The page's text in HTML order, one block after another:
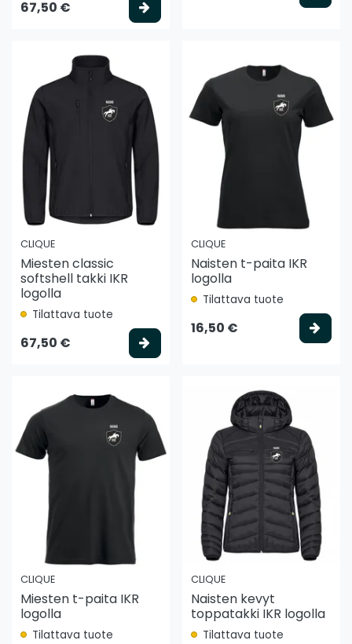
67,50 €
CLIQUE
Miesten classic
softshell takki IKR
logolla
Tilattava tuote
67,50 €
CLIQUE
Naisten t-paita IKR
logolla
Tilattava tuote
16,50 €
CLIQUE
Miesten t-paita IKR
logolla
Tilattava tuote
CLIQUE
Naisten kevyt
toppatakki IKR logolla
Tilattava tuote